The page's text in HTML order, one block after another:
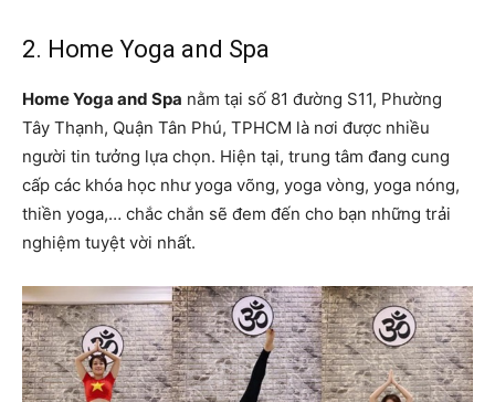
2. Home Yoga and Spa
Home Yoga and Spa nằm tại số 81 đường S11, Phường
Tây Thạnh, Quận Tân Phú, TPHCM là nơi được nhiều
người tin tưởng lựa chọn. Hiện tại, trung tâm đang cung
cấp các khóa học như yoga võng, yoga vòng, yoga nóng,
thiền yoga,… chắc chắn sẽ đem đến cho bạn những trải
nghiệm tuyệt vời nhất.